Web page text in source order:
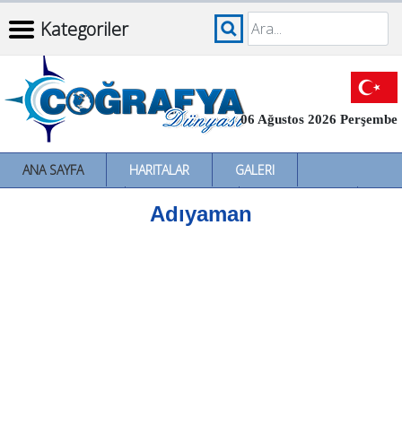
Kategoriler
06 Ağustos 2026 Perşembe
ANA SAYFA HARITALAR
GALERI
SÖZLÜKLER
Adıyaman